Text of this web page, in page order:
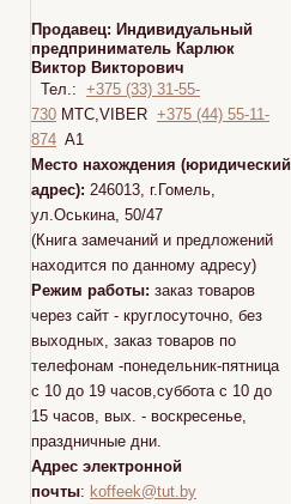
Продавец: Индивидуальный
предприниматель Карлюк
Виктор Викторович
Тел.: +375 (33) 31-55-
730 МТС,VIBER +375 (44) 55-11-
874 A1
Место нахождения (юридический
адрес): 246013, г.Гомель,
ул.Оськина, 50/47
(Книга замечаний и предложений
находится по данному адресу)
Режим работы: заказ товаров
через сайт - круглосуточно, без
выходных, заказ товаров по
телефонам -понедельник-пятница
с 10 до 19 часов,суббота с 10 до
15 часов, вых. - воскресенье,
праздничные дни.
Адрес электронной
почты: koffeek@tut.by